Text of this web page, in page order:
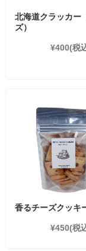
北海道クラッカー
ズ）
¥400(税
香るチーズクッキ
¥450(税